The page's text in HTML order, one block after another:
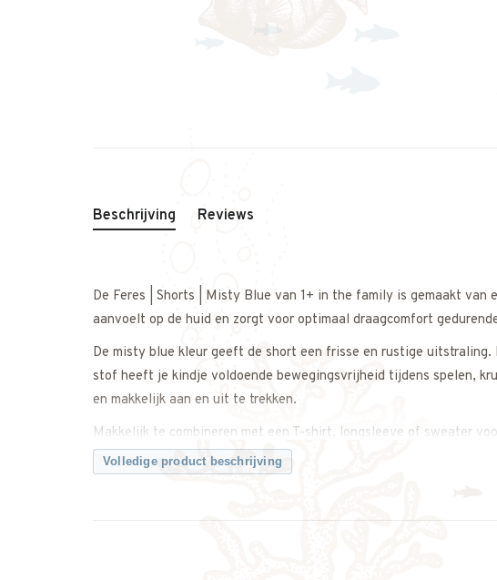
Beschrijving Reviews
De Feres | Shorts | Misty Blue van 1+ in the family is gemaakt
aanvoelt op de huid en zorgt voor optimaal draagcomfort
De misty blue kleur geeft de short een frisse en rustige uitstraling.
stof heeft je kindje voldoende bewegingsvrijheid tijdens spelen,
en makkelijk aan en uit te trekken.
Makkelijk te combineren met een T-shirt, longsleeve of sweater
casual als iets netter te dragen.
Twijfel je over de maat? Neem gerust contact met ons op. We
Volledige product beschrijving